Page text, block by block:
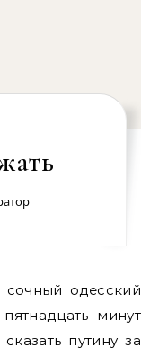
минут
путину за